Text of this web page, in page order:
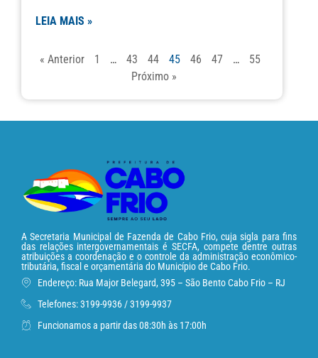
LEIA MAIS »
« Anterior 1 … 43 44 45 46 47 …
55
Próximo »
A Secretaria Municipal de Fazenda de Cabo Frio, cuja sigla para fins
das relações intergovernamentais é SECFA, compete dentre outras
atribuições a coordenação e o controle da administração econômico-
tributária, fiscal e orçamentária do Município de Cabo Frio.
Endereço: Rua Major Belegard, 395 – São Bento Cabo Frio – RJ
Telefones: 3199-9936 / 3199-9937
Funcionamos a partir das 08:30h às 17:00h